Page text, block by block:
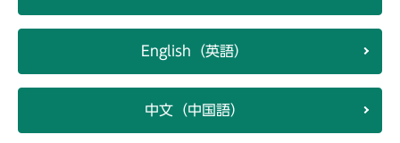
English（英語）
中文（中国語）